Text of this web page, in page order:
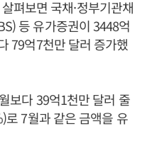
펴보면 국채·정부기관채
등 유가증권이 3448억
79억7천만 달러 증가했
보다 39억1천만 달러 줄
로 7월과 같은 금액을 유